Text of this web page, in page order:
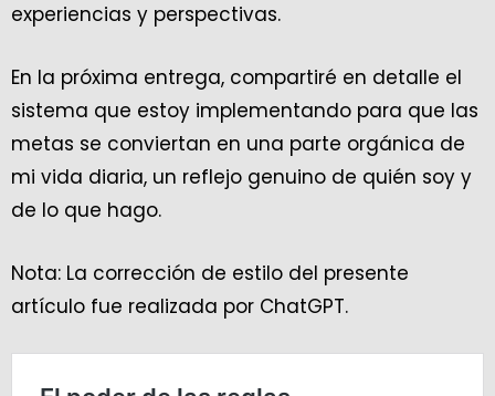
experiencias y perspectivas.
En la próxima entrega, compartiré en detalle el
sistema que estoy implementando para que las
metas se conviertan en una parte orgánica de
mi vida diaria, un reflejo genuino de quién soy y
de lo que hago.
Nota: La corrección de estilo del presente
artículo fue realizada por ChatGPT.